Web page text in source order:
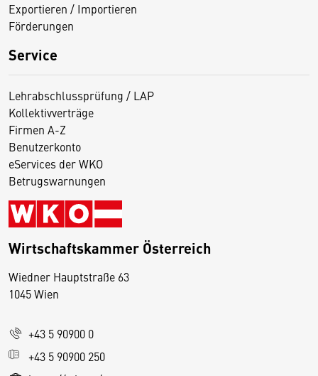
Exportieren / Importieren
Förderungen
Service
Lehrabschlussprüfung / LAP
Kollektivverträge
Firmen A-Z
Benutzerkonto
eServices der WKO
Betrugswarnungen
Wirtschaftskammer Österreich
Wiedner Hauptstraße 63
1045 Wien
+43 5 90900 0
+43 5 90900 250
D
s
e